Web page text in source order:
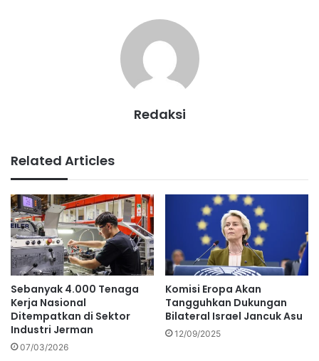
Redaksi
Related Articles
Sebanyak 4.000 Tenaga
Kerja Nasional
Ditempatkan di Sektor
Industri Jerman
07/03/2026
Komisi Eropa Akan
Tangguhkan Dukungan
Bilateral Israel Jancuk Asu
12/09/2025